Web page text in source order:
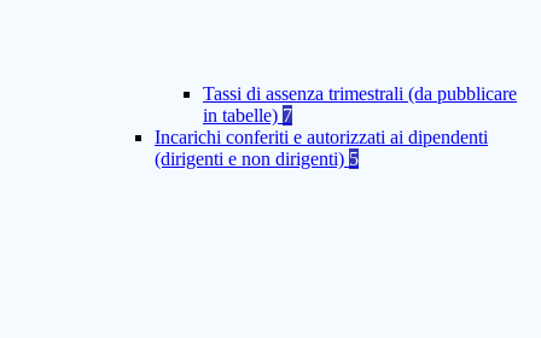
Tassi di assenza trimestrali (da pubblicare
in tabelle) 7
Incarichi conferiti e autorizzati ai dipendenti
(dirigenti e non dirigenti) 5